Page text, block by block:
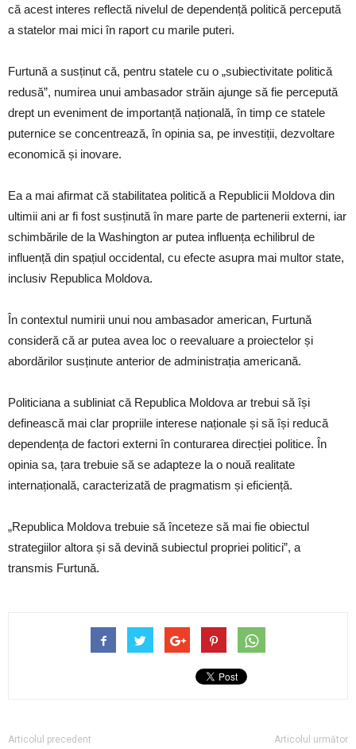
că acest interes reflectă nivelul de dependență politică percepută
a statelor mai mici în raport cu marile puteri.
Furtună a susținut că, pentru statele cu o „subiectivitate politică
redusă”, numirea unui ambasador străin ajunge să fie percepută
drept un eveniment de importanță națională, în timp ce statele
puternice se concentrează, în opinia sa, pe investiții, dezvoltare
economică și inovare.
Ea a mai afirmat că stabilitatea politică a Republicii Moldova din
ultimii ani ar fi fost susținută în mare parte de partenerii externi, iar
schimbările de la Washington ar putea influența echilibrul de
influență din spațiul occidental, cu efecte asupra mai multor state,
inclusiv Republica Moldova.
În contextul numirii unui nou ambasador american, Furtună
consideră că ar putea avea loc o reevaluare a proiectelor și
abordărilor susținute anterior de administrația americană.
Politiciana a subliniat că Republica Moldova ar trebui să își
definească mai clar propriile interese naționale și să își reducă
dependența de factori externi în conturarea direcției politice. În
opinia sa, țara trebuie să se adapteze la o nouă realitate
internațională, caracterizată de pragmatism și eficiență.
„Republica Moldova trebuie să înceteze să mai fie obiectul
strategiilor altora și să devină subiectul propriei politici”, a
transmis Furtună.
Articolul precedent Articolul următor